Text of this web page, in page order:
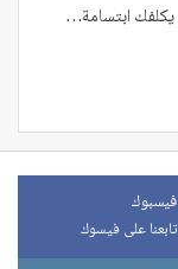
فيسبوك
تابعنا على فيسوك